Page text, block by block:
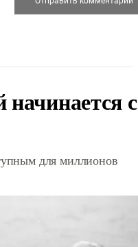
с
для миллионов